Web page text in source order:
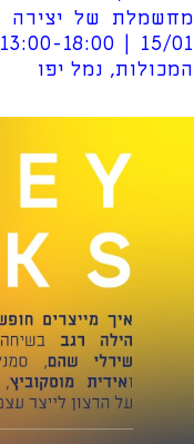
מחשמלת של יצירה
המכולות, נמל יפו